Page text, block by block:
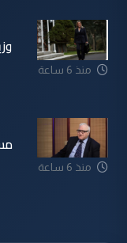
منذ 6 ساعة
منذ 6 ساعة